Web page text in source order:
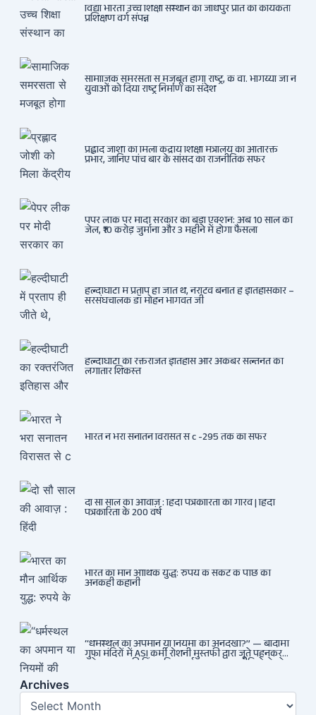
विद्या भारती उच्च शिक्षा संस्थान का जोधपुर प्रांत का कार्यकर्ता
प्रशिक्षण वर्ग संपन्न
सामाजिक समरसता से मजबूत होगा राष्ट्र, के वी. भागैय्या जी ने
युवाओं को दिया राष्ट्र निर्माण का संदेश
प्रह्लाद जोशी को मिला केंद्रीय शिक्षा मंत्रालय का अतिरिक्त
प्रभार, जानिए पांच बार के सांसद का राजनीतिक सफर
पेपर लीक पर मोदी सरकार का बड़ा एक्शन: अब 10 साल की
जेल, ₹10 करोड़ जुर्माना और 3 महीने में होगा फैसला
हल्दीघाटी में प्रताप ही जीते थे, नैरेटिव बनाते हैं इतिहासकार –
सरसंघचालक डॉ मोहन भागवत जी
हल्दीघाटी का रक्तरंजित इतिहास और अकबर सल्तनत की
लगातार शिकस्त
भारत ने भरा सनातन विरासत से c -295 तक का सफर
दो सौ साल की आवाज़ : हिंदी पत्रकारिता का गौरव | हिंदी
पत्रकारिता के 200 वर्ष
भारत का मौन आर्थिक युद्ध: रुपये के संकट के पीछे की
अनकही कहानी
“धर्मस्थल का अपमान या नियमों की अनदेखी?” — बादामी
गुफा मंदिरों में ASI कर्मी रोशनी मुस्तफी द्वारा जूते पहनकर
प्रवेश पर भड़की हिंदू महिला पर्यटक: वायरल वीडियो से उठे
Archives
Archives